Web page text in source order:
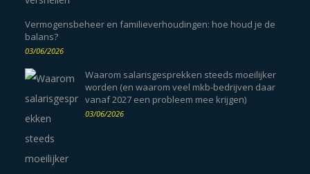
Vermogensbeheer en familieverhoudingen: hoe houd je de
balans?
03/06/2026
Waarom salarisgesprekken steeds moeilijker
worden (en waarom veel mkb-bedrijven daar
vanaf 2027 een probleem mee krijgen)
03/06/2026